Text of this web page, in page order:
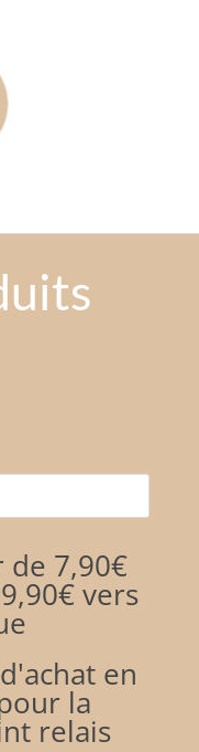
de 7,90€
vers
en
la
relais